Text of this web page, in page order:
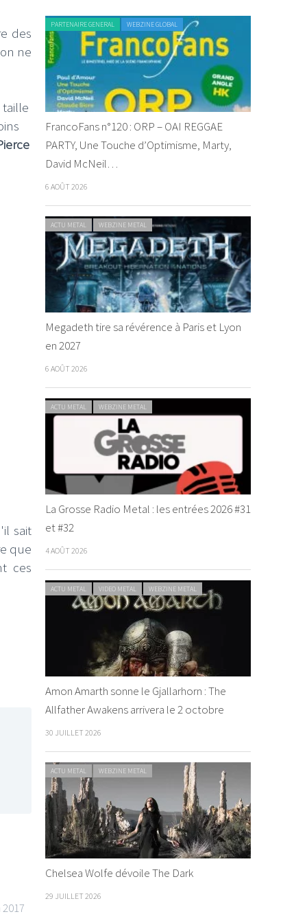
des
ne
sait
que
ces
2017
PARTENAIRE GENERAL WEBZINE GLOBAL
FrancoFans n°120 : ORP – OAI REGGAE
PARTY, Une Touche d’Optimisme, Marty,
David McNeil…
6 AOÛT 2026
ACTU METAL WEBZINE METAL
Megadeth tire sa révérence à Paris et Lyon
en 2027
6 AOÛT 2026
ACTU METAL WEBZINE METAL
La Grosse Radio Metal : les entrées 2026 #31
et #32
4 AOÛT 2026
ACTU METAL VIDEO METAL WEBZINE METAL
Amon Amarth sonne le Gjallarhorn : The
Allfather Awakens arrivera le 2 octobre
30 JUILLET 2026
ACTU METAL WEBZINE METAL
Chelsea Wolfe dévoile The Dark
29 JUILLET 2026